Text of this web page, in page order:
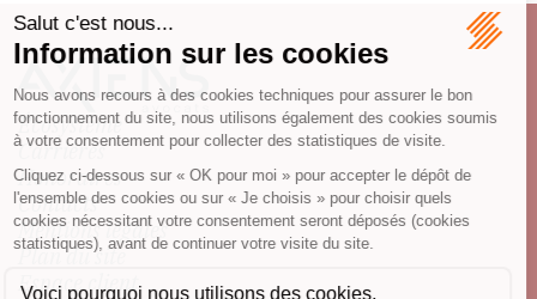
Écosystème
Carrières
Honoraires
Contacts
Mentions légales
Plan du site
Espace client